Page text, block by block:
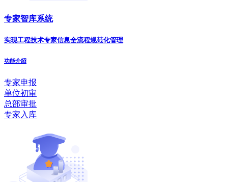
专家智库系统
实现工程技术专家信息全流程规范化管理
功能介绍
专家申报
单位初审
总部审批
专家入库